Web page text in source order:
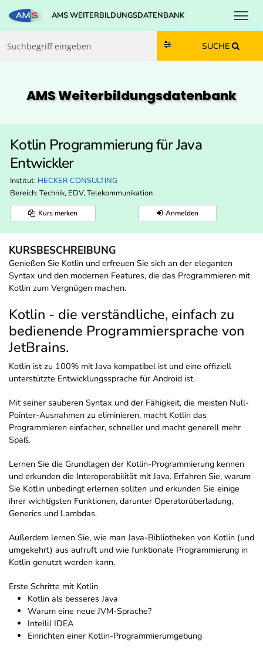
Zum Inhalt springen
Zum Navmenü springen
Zur Suche springen
Zur Footer springen
AMS WEITERBILDUNGSDATENBANK
SUCHE
AMS Weiterbildungs­datenbank
Kotlin Programmierung für Java
Entwickler
Institut: HECKER CONSULTING
Bereich: Technik, EDV, Telekommunikation
Kurs merken Anmelden
KURSBESCHREIBUNG
Genießen Sie Kotlin und erfreuen Sie sich an der eleganten
Syntax und den modernen Features, die das Programmieren mit
Kotlin zum Vergnügen machen.
Kotlin - die verständliche, einfach zu
bedienende Programmiersprache von
JetBrains.
Kotlin ist zu 100% mit Java kompatibel ist und eine offiziell
unterstützte Entwicklungssprache für Android ist.
Mit seiner sauberen Syntax und der Fähigkeit, die meisten Null-
Pointer-Ausnahmen zu eliminieren, macht Kotlin das
Programmieren einfacher, schneller und macht generell mehr
Spaß.
Lernen Sie die Grundlagen der Kotlin-Programmierung kennen
und erkunden die Interoperabilität mit Java. Erfahren Sie, warum
Sie Kotlin unbedingt erlernen sollten und erkunden Sie einige
ihrer wichtigsten Funktionen, darunter Operatorüberladung,
Generics und Lambdas.
Außerdem lernen Sie, wie man Java-Bibliotheken von Kotlin (und
umgekehrt) aus aufruft und wie funktionale Programmierung in
Kotlin genutzt werden kann.
Erste Schritte mit Kotlin
Kotlin als besseres Java
Warum eine neue JVM-Sprache?
IntelliJ IDEA
Einrichten einer Kotlin-Programmierumgebung